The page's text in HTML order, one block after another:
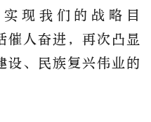
现我们的战略目
人奋进，再次凸显
设、民族复兴伟业的